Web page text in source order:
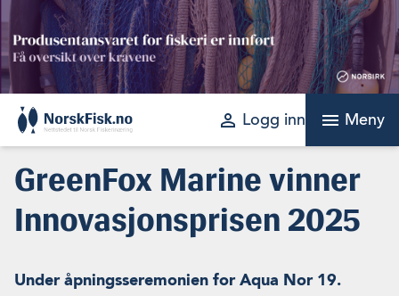
Skip
to
content
perm_identity Logg inn menu Meny
GreenFox Marine vinner
Innovasjonsprisen 2025
Under åpningsseremonien for Aqua Nor 19.